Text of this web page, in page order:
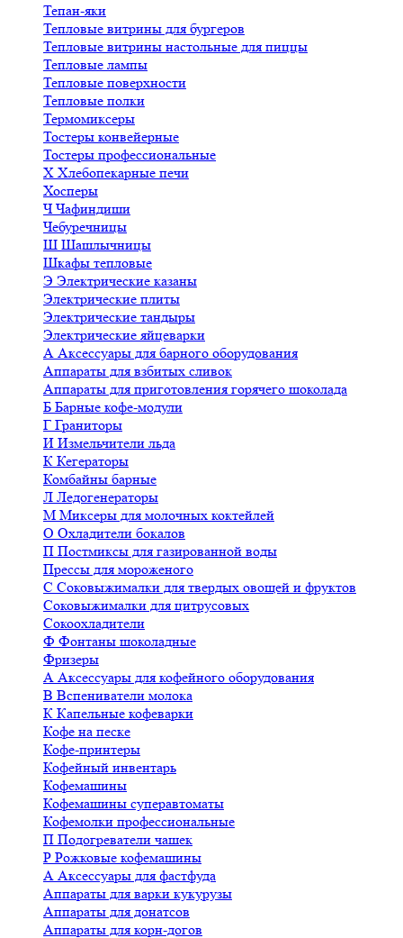
Тепан-яки
Тепловые витрины для бургеров
Тепловые витрины настольные для пиццы
Тепловые лампы
Тепловые поверхности
Тепловые полки
Термомиксеры
Тостеры конвейерные
Тостеры профессиональные
Х Хлебопекарные печи
Хосперы
ЧЧафиндиши
Чебуречницы
Ш Шашлычницы
Шкафы тепловые
Э Электрические казаны
Электрические плиты
Электрические тандыры
Электрические яйцеварки
А Аксессуары для барного оборудования
Аппараты для взбитых сливок
Аппараты для приготовления горячего шоколада
Б Барные кофе-модули
Г Граниторы
И Измельчители льда
К Кегераторы
Комбайны барные
Л Ледогенераторы
М Миксеры для молочных коктейлей
О Охладители бокалов
П Постмиксы для газированной воды
Прессы для мороженого
С Соковыжималки для твердых овощей и фруктов
Соковыжималки для цитрусовых
Сокоохладители
Ф Фонтаны шоколадные
Фризеры
А Аксессуары для кофейного оборудования
В Вспениватели молока
К Капельные кофеварки
Кофе на песке
Кофе-принтеры
Кофейный инвентарь
Кофемашины
Кофемашины суперавтоматы
Кофемолки профессиональные
П Подогреватели чашек
Р Рожковые кофемашины
А Аксессуары для фастфуда
Аппараты для варки кукурузы
Аппараты для донатсов
Аппараты для корн-догов